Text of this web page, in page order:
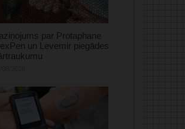
par Protaphane
un Levemir piegādes